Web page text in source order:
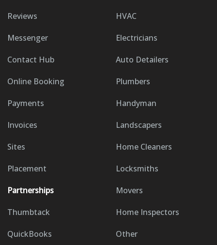
Reviews
Messenger
Contact Hub
Online Booking
Payments
Invoices
Sites
Placement
Partnerships
Thumbtack
QuickBooks
HVAC
Electricians
Auto Detailers
Plumbers
Handyman
Landscapers
Home Cleaners
Locksmiths
Movers
Home Inspectors
Other